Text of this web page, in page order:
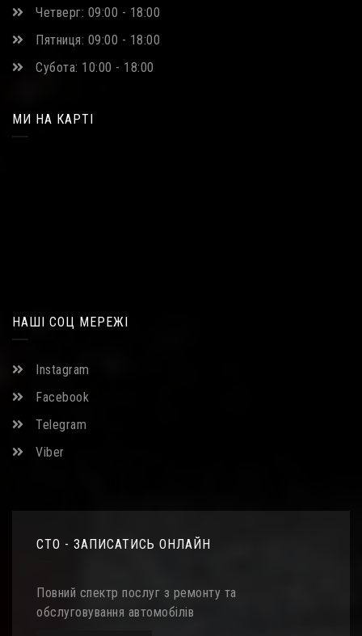
Четверг: 09:00 - 18:00
Пятниця: 09:00 - 18:00
Субота: 10:00 - 18:00
МИ НА КАРТІ
НАШІ СОЦ МЕРЕЖІ
Instagram
Facebook
Telegram
Viber
СТО - ЗАПИСАТИСЬ ОНЛАЙН
Повний спектр послуг з ремонту та
обслуговування автомобілів